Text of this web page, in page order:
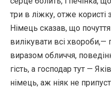
три в ліжку, отже користі
Німець сказав, що почуття
вилікувати всі хвороби,—
виразом обличчя,
гість, а господар тут —
німець, аж ніяк не